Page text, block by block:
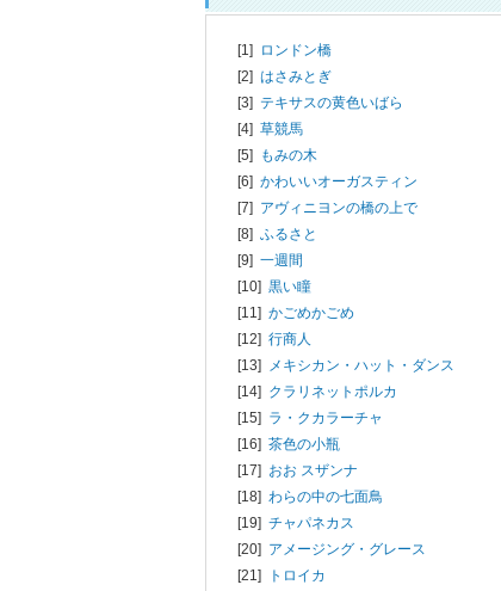
[1] ロンドン橋
[2] はさみとぎ
[3] テキサスの黄色いばら
[4] 草競馬
[5] もみの木
[6] かわいいオーガスティン
[7] アヴィニヨンの橋の上で
[8] ふるさと
[9] 一週間
[10] 黒い瞳
[11] かごめかごめ
[12] 行商人
[13] メキシカン・ハット・ダンス
[14] クラリネットポルカ
[15] ラ・クカラーチャ
[16] 茶色の小瓶
[17] おお スザンナ
[18] わらの中の七面鳥
[19] チャパネカス
[20] アメージング・グレース
[21]
トロイカ